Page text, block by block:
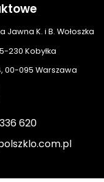
Jawna K. i B. Wołoszka
230 Kobyłka
00-095 Warszawa
620